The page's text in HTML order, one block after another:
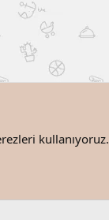
kullanıyoruz.